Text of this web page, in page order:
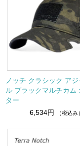
ノッチ クラシック ア
ル ブラックマルチカム
ター
6,534円
（税込み）